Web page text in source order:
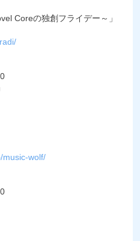
Coreの独創フライデー～」
music-wolf/